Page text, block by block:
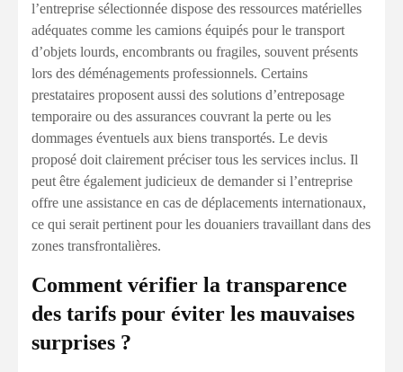
l’entreprise sélectionnée dispose des ressources matérielles
adéquates comme les camions équipés pour le transport
d’objets lourds, encombrants ou fragiles, souvent présents
lors des déménagements professionnels. Certains
prestataires proposent aussi des solutions d’entreposage
temporaire ou des assurances couvrant la perte ou les
dommages éventuels aux biens transportés. Le devis
proposé doit clairement préciser tous les services inclus. Il
peut être également judicieux de demander si l’entreprise
offre une assistance en cas de déplacements internationaux,
ce qui serait pertinent pour les douaniers travaillant dans des
zones transfrontalières.
Comment vérifier la transparence
des tarifs pour éviter les mauvaises
surprises ?